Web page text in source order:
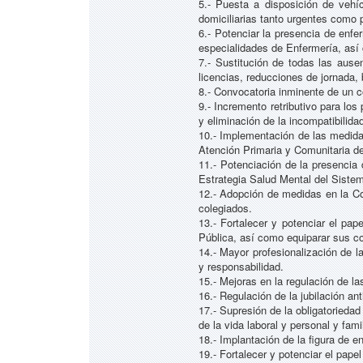
5.- Puesta a disposición de
domiciliarias tanto urgentes como
6.- Potenciar la presencia de
especialidades de Enfermería,
7.- Sustitución de todas las
licencias, reducciones de
8.- Convocatoria inminente de un
9.- Incremento retributivo para
y eliminación de la
10.- Implementación de las
Atención Primaria y Comunitaria
11.- Potenciación de la
Estrategia Salud Mental del
12.- Adopción de medidas en la
colegiados.
13.- Fortalecer y potenciar el
Pública, así como equiparar sus
14.- Mayor profesionalización de
y responsabilidad.
15.- Mejoras en la regulación de
16.- Regulación de la jubilación
17.- Supresión de la
de la vida laboral y personal y
18.- Implantación de la figura de
19.- Fortalecer y potenciar el